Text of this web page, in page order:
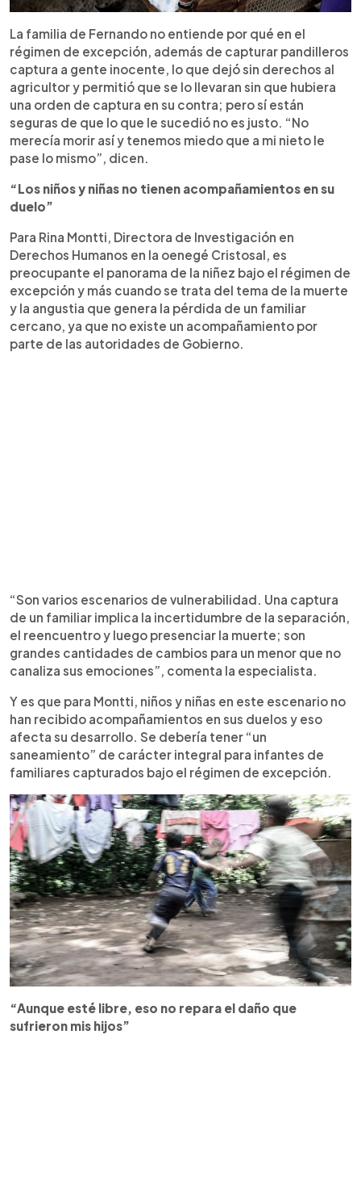
La familia de Fernando no entiende por qué en el
régimen de excepción, además de capturar pandilleros
captura a gente inocente, lo que dejó sin derechos al
agricultor y permitió que se lo llevaran sin que hubiera
una orden de captura en su contra; pero sí están
seguras de que lo que le sucedió no es justo. “No
merecía morir así y tenemos miedo que a mi nieto le
pase lo mismo”, dicen.
“Los niños y niñas no tienen acompañamientos en su
duelo”
Para Rina Montti, Directora de Investigación en
Derechos Humanos en la oenegé Cristosal, es
preocupante el panorama de la niñez bajo el régimen de
excepción y más cuando se trata del tema de la muerte
y la angustia que genera la pérdida de un familiar
cercano, ya que no existe un acompañamiento por
parte de las autoridades de Gobierno.
“Son varios escenarios de vulnerabilidad. Una captura
de un familiar implica la incertidumbre de la separación,
el reencuentro y luego presenciar la muerte; son
grandes cantidades de cambios para un menor que no
canaliza sus emociones”, comenta la especialista.
Y es que para Montti, niños y niñas en este escenario no
han recibido acompañamientos en sus duelos y eso
afecta su desarrollo. Se debería tener “un
saneamiento” de carácter integral para infantes de
familiares capturados bajo el régimen de excepción.
“Aunque esté libre, eso no repara el daño que
sufrieron mis hijos”